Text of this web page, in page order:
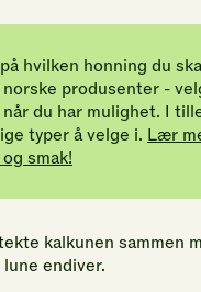
hvilken honning du
norske produsenter -
du har mulighet. I
typer å velge i. Lær
smak!
kalkunen sammen
endiver.